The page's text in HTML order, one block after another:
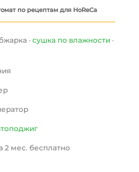
по рецептам для HoReCa
· сушка по влажности ·
2 мес. бесплатно